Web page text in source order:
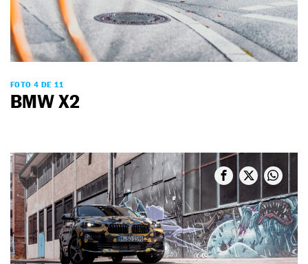
FOTO 4 DE 11
BMW X2